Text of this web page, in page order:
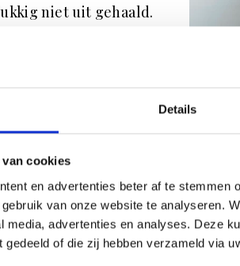
Details
van cookies
en advertenties beter af te stemmen
van onze website te analyseren.
media, advertenties en analyses. Deze
gedeeld of die zij hebben verzameld via
niet uit gehaald.
brede vloerdelen uit
wel een hoop
ben ik al zeer
voor mijn projecten,
Op dit moment
in het verleden is
zijn aangebracht. Dat
ik al enorm van
Ik houd van een huis
thuis zie je dus
Foto: